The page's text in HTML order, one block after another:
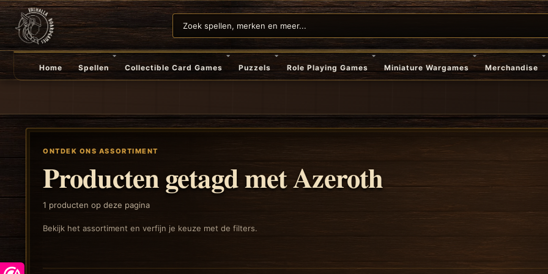
Home Spellen Collectible Card Games Puzzels Role Playing Games Miniature Wargames Merchandise
ONTDEK ONS ASSORTIMENT
Producten getagd met Azeroth
1 producten op deze pagina
Bekijk het assortiment en verfijn je keuze met de filters.